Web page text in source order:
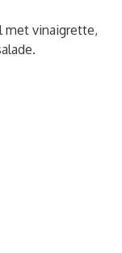
met vinaigrette,